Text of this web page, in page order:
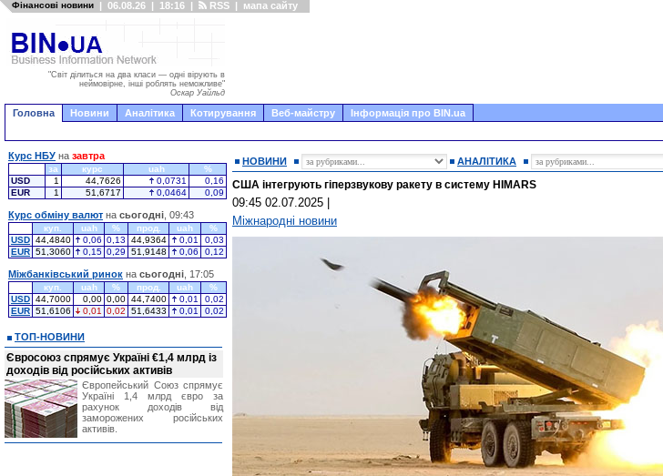
Фінансові новини | 06.08.26 | 18:16 | RSS | мапа сайту
"Світ ділиться на два класи — одні вірують в
неймовірне, інші роблять неможливе"
Оскар Уайльд
Головна Новини Аналітика Котирування Веб-майстру Інформація про BIN.ua
НОВИНИ АНАЛІТИКА
США інтегрують гіперзвукову ракету в систему HIMARS
09:45 02.07.2025
Міжнародні новини
Курс НБУ на завтра
за курс uah
%
USD
1 44,7626 0,0731
0,16
EUR
1 51,6717 0,0464 0,09
Курс обміну валют на сьогодні , 09:43
куп. uah % прод. uah
%
USD 44,4840 0,06 0,13 44,9364 0,01
0,03
EUR 51,3060 0,15 0,29 51,9148 0,06 0,12
Міжбанківський ринок на сьогодні , 17:05
куп. uah % прод. uah
%
USD 44,7000 0,00 0,00 44,7400 0,01
0,02
EUR 51,6106 0,01 0,02 51,6433 0,01 0,02
ТОП-НОВИНИ
Євросоюз спрямує Україні €1,4 млрд із
доходів від російських активів
Європейський Союз спрямує
Україні 1,4 млрд євро за
рахунок доходів від
заморожених російських
активів.